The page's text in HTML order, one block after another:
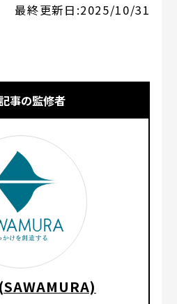
最終更新日:2025/10/31
事の監修者